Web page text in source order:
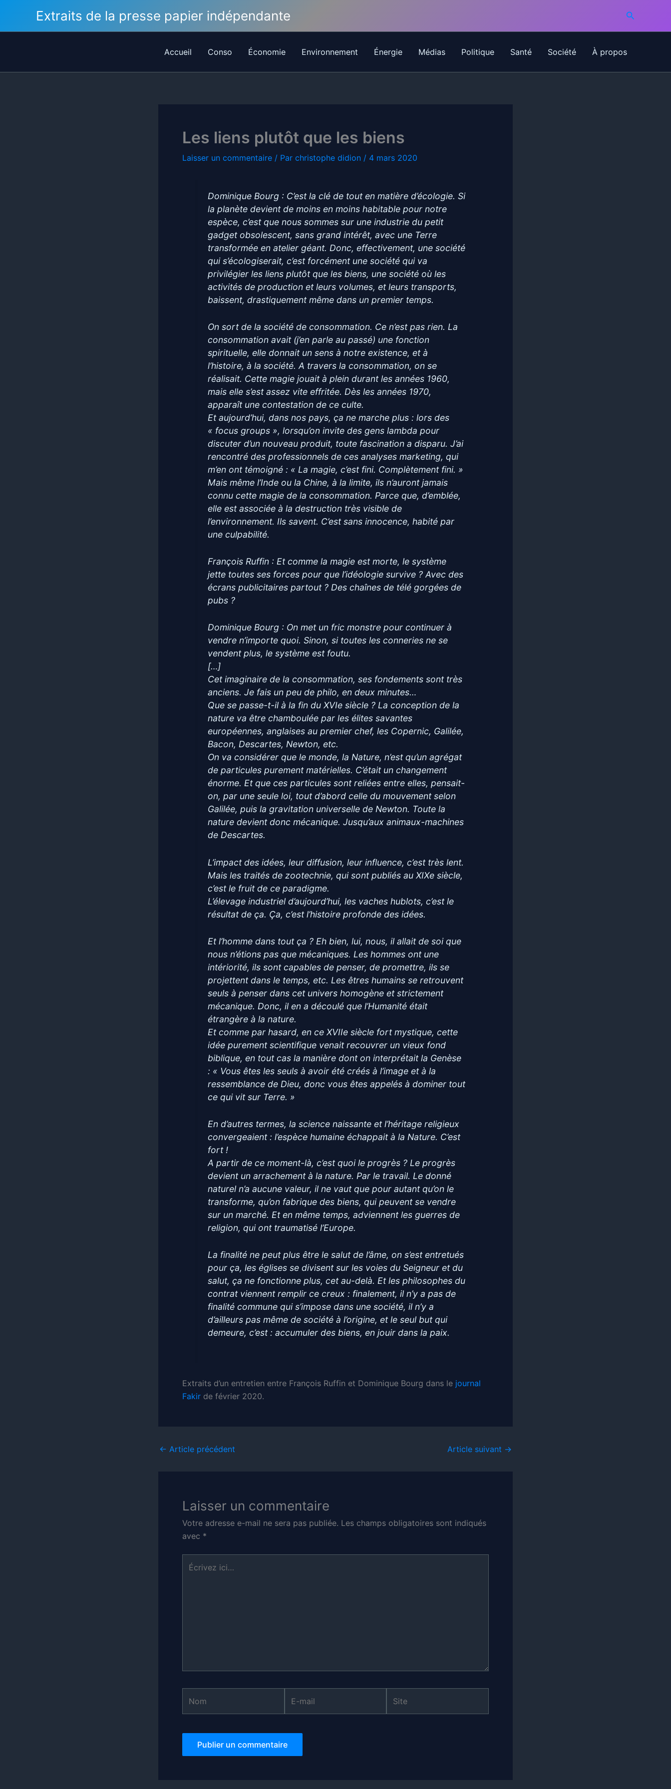
contenu
Extraits de la presse papier indépendante
Accueil Conso Économie Environnement Énergie Médias Politique Santé Société À propos
Les liens plutôt que les biens
Laisser un commentaire / Par christophe didion / 4 mars 2020
Dominique Bourg : C’est la clé de tout en matière d’écologie. Si
la planète devient de moins en moins habitable pour notre
espèce, c’est que nous sommes sur une industrie du petit
gadget obsolescent, sans grand intérêt, avec une Terre
transformée en atelier géant. Donc, effectivement, une société
qui s’écologiserait, c’est forcément une société qui va
privilégier les liens plutôt que les biens, une société où les
activités de production et leurs volumes, et leurs transports,
baissent, drastiquement même dans un premier temps.
On sort de la société de consommation. Ce n’est pas rien. La
consommation avait (j’en parle au passé) une fonction
spirituelle, elle donnait un sens à notre existence, et à
l’histoire, à la société. A travers la consommation, on se
réalisait. Cette magie jouait à plein durant les années 1960,
mais elle s’est assez vite effritée. Dès les années 1970,
apparaît une contestation de ce culte.
Et aujourd’hui, dans nos pays, ça ne marche plus : lors des
« focus groups », lorsqu’on invite des gens lambda pour
discuter d’un nouveau produit, toute fascination a disparu. J’ai
rencontré des professionnels de ces analyses marketing, qui
m’en ont témoigné : « La magie, c’est fini. Complètement fini. »
Mais même l’Inde ou la Chine, à la limite, ils n’auront jamais
connu cette magie de la consommation. Parce que, d’emblée,
elle est associée à la destruction très visible de
l’environnement. Ils savent. C’est sans innocence, habité par
une culpabilité.
François Ruffin : Et comme la magie est morte, le système
jette toutes ses forces pour que l’idéologie survive ? Avec des
écrans publicitaires partout ? Des chaînes de télé gorgées de
pubs ?
Dominique Bourg : On met un fric monstre pour continuer à
vendre n’importe quoi. Sinon, si toutes les conneries ne se
vendent plus, le système est foutu.
[…]
Cet imaginaire de la consommation, ses fondements sont très
anciens. Je fais un peu de philo, en deux minutes…
Que se passe-t-il à la fin du XVIe siècle ? La conception de la
nature va être chamboulée par les élites savantes
européennes, anglaises au premier chef, les Copernic, Galilée,
Bacon, Descartes, Newton, etc.
On va considérer que le monde, la Nature, n’est qu’un agrégat
de particules purement matérielles. C’était un changement
énorme. Et que ces particules sont reliées entre elles, pensait-
on, par une seule loi, tout d’abord celle du mouvement selon
Galilée, puis la gravitation universelle de Newton. Toute la
nature devient donc mécanique. Jusqu’aux animaux-machines
de Descartes.
L’impact des idées, leur diffusion, leur influence, c’est très lent.
Mais les traités de zootechnie, qui sont publiés au XIXe siècle,
c’est le fruit de ce paradigme.
L’élevage industriel d’aujourd’hui, les vaches hublots, c’est le
résultat de ça. Ça, c’est l’histoire profonde des idées.
Et l’homme dans tout ça ? Eh bien, lui, nous, il allait de soi que
nous n’étions pas que mécaniques. Les hommes ont une
intériorité, ils sont capables de penser, de promettre, ils se
projettent dans le temps, etc. Les êtres humains se retrouvent
seuls à penser dans cet univers homogène et strictement
mécanique. Donc, il en a découlé que l’Humanité était
étrangère à la nature.
Et comme par hasard, en ce XVIIe siècle fort mystique, cette
idée purement scientifique venait recouvrer un vieux fond
biblique, en tout cas la manière dont on interprétait la Genèse
: « Vous êtes les seuls à avoir été créés à l’image et à la
ressemblance de Dieu, donc vous êtes appelés à dominer tout
ce qui vit sur Terre. »
En d’autres termes, la science naissante et l’héritage religieux
convergeaient : l’espèce humaine échappait à la Nature. C’est
fort !
A partir de ce moment-là, c’est quoi le progrès ? Le progrès
devient un arrachement à la nature. Par le travail. Le donné
naturel n’a aucune valeur, il ne vaut que pour autant qu’on le
transforme, qu’on fabrique des biens, qui peuvent se vendre
sur un marché. Et en même temps, adviennent les guerres de
religion, qui ont traumatisé l’Europe.
La finalité ne peut plus être le salut de l’âme, on s’est entretués
pour ça, les églises se divisent sur les voies du Seigneur et du
salut, ça ne fonctionne plus, cet au-delà. Et les philosophes du
contrat viennent remplir ce creux : finalement, il n’y a pas de
finalité commune qui s’impose dans une société, il n’y a
d’ailleurs pas même de société à l’origine, et le seul but qui
demeure, c’est : accumuler des biens, en jouir dans la paix.
Extraits d’un entretien entre François Ruffin et Dominique Bourg dans le journal
Fakir de février 2020.
← Article précédent Article suivant →
Laisser un commentaire
Votre adresse e-mail ne sera pas publiée. Les champs obligatoires sont indiqués
avec *
Écrivez
ici…
mail